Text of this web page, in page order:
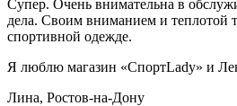
Супер. Очень внимательна в
дела. Своим вниманием и теплотой
спортивной одежде.
Я люблю магазин «СпортLady» и
Лина, Ростов-на-Дону